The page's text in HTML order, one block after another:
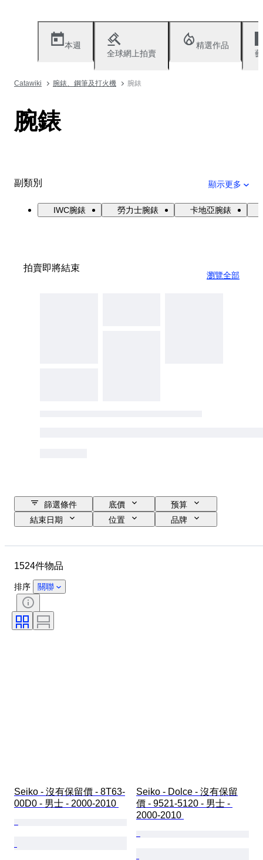
本週
全球網上拍賣
精選作品
Catawiki 腕錶、鋼筆及打火機 腕錶
腕錶
副類別 顯示更多
IWC腕錶 勞力士腕錶 卡地亞腕錶
拍賣即將結束
瀏覽全部
篩選條件 底價
预算
結束日期
位置
品牌
時期
錶帶材質
1524件物品
排序 關聯
Seiko - 沒有保留價 - 8T63-
00D0 - 男士 - 2000-2010
Seiko - Dolce - 沒有保留
價 - 9521-5120 - 男士 -
2000-2010